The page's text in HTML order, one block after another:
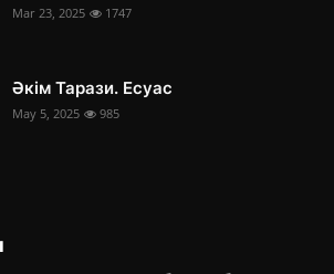
Mar 23, 2025 1747
Әкім Тарази. Есуас
May 5, 2025 985